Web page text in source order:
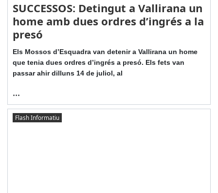
SUCCESSOS: Detingut a Vallirana un
home amb dues ordres d’ingrés a la
presó
Els Mossos d’Esquadra van detenir a Vallirana un home
que tenia dues ordres d’ingrés a presó. Els fets van
passar ahir dilluns 14 de juliol, al
...
Flash Informatiu